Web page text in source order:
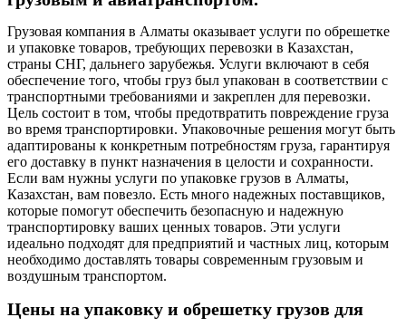
Грузовая компания в Алматы оказывает услуги по обрешетке
и упаковке товаров, требующих перевозки в Казахстан,
страны СНГ, дальнего зарубежья. Услуги включают в себя
обеспечение того, чтобы груз был упакован в соответствии с
транспортными требованиями и закреплен для перевозки.
Цель состоит в том, чтобы предотвратить повреждение груза
во время транспортировки. Упаковочные решения могут быть
адаптированы к конкретным потребностям груза, гарантируя
его доставку в пункт назначения в целости и сохранности.
Если вам нужны услуги по упаковке грузов в Алматы,
Казахстан, вам повезло. Есть много надежных поставщиков,
которые помогут обеспечить безопасную и надежную
транспортировку ваших ценных товаров. Эти услуги
идеально подходят для предприятий и частных лиц, которым
необходимо доставлять товары современным грузовым и
воздушным транспортом.
Цены на упаковку и обрешетку грузов для